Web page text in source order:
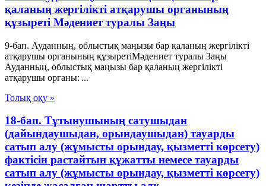
қаланың жергілікті атқарушы органының
құзыреті Мәдениет туралы Заңы
9-бап. Ауданның, облыстық маңызы бар қаланың жергілікті
атқарушы органының құзыретіМәдениет туралы Заңы
Ауданның, облыстық маңызы бар қаланың жергілікті
атқарушы органы: ...
Толық оқу »
18-бап. Тұтынушының сатушыдан
(дайындаушыдан, орындаушыдан) тауарды
сатып алу (жұмысты орындау, қызметті көрсету)
фактісін растайтын құжатты немесе тауарды
сатып алу (жұмысты орындау, қызметті көрсету)